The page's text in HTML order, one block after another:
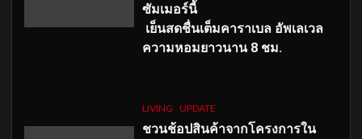
ซัมเมอร์นี้
เย็นสดชื่นเต็มคาราเบล อัพเลเวล
ความหอมยาวนาน 8 ชม.
LIVING UPDATE
ชวนช้อปสินค้าจากโครงการใน